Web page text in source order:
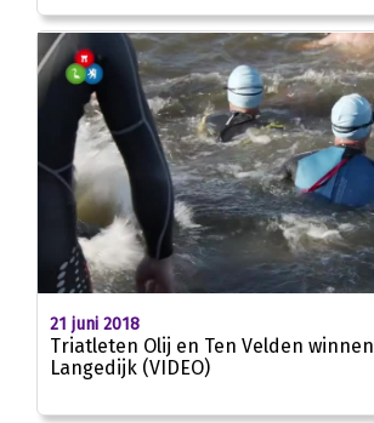
21 juni 2018
Triatleten Olij en Ten Velden
Langedijk (VIDEO)